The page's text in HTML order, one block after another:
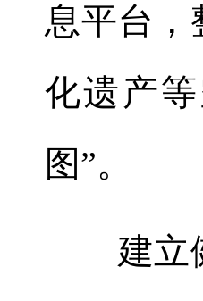
息平台 ，
化遗产
图”。
建立健